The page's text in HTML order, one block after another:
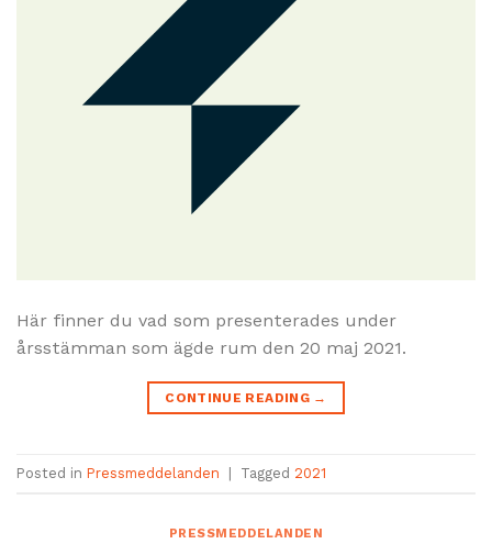
Här finner du vad som presenterades under
årsstämman som ägde rum den 20 maj 2021.
CONTINUE READING →
Posted in Pressmeddelanden | Tagged 2021
PRESSMEDDELANDEN